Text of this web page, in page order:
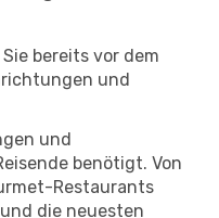
bereits vor dem
und
und
benötigt. Von
Restaurants
die neuesten